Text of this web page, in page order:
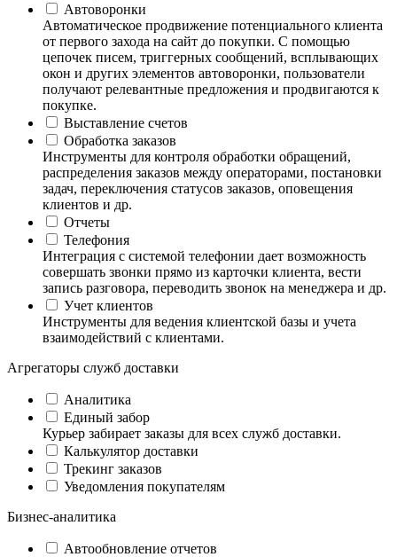
Автоворонки
Автоматическое продвижение потенциального клиента
от первого захода на сайт до покупки. С помощью
цепочек писем, триггерных сообщений, всплывающих
окон и других элементов автоворонки, пользователи
получают релевантные предложения и продвигаются к
покупке.
Выставление счетов
Обработка заказов
Инструменты для контроля обработки обращений,
распределения заказов между операторами, постановки
задач, переключения статусов заказов, оповещения
клиентов и др.
Отчеты
Телефония
Интеграция с системой телефонии дает возможность
совершать звонки прямо из карточки клиента, вести
запись разговора, переводить звонок на менеджера и др.
Учет клиентов
Инструменты для ведения клиентской базы и учета
взаимодействий с клиентами.
Агрегаторы служб доставки
Аналитика
Единый забор
Курьер забирает заказы для всех служб доставки.
Калькулятор доставки
Трекинг заказов
Уведомления покупателям
Бизнес-аналитика
Автообновление отчетов